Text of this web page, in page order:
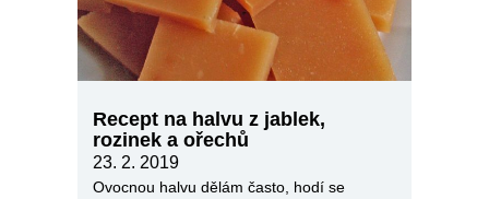
Recept na halvu z jablek,
rozinek a ořechů
23. 2. 2019
Ovocnou halvu dělám často, hodí se